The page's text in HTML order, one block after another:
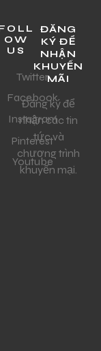
OW
US
Twitter
Facebook
Instagram
Pinterest
Youtube
ĐĂNG
KÝ ĐỂ
NHẬN
KHUYẾN
MÃI
Đăng ký để
nhận các tin
tức và
chương trình
khuyến mại.